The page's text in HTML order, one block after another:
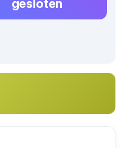
gesloten